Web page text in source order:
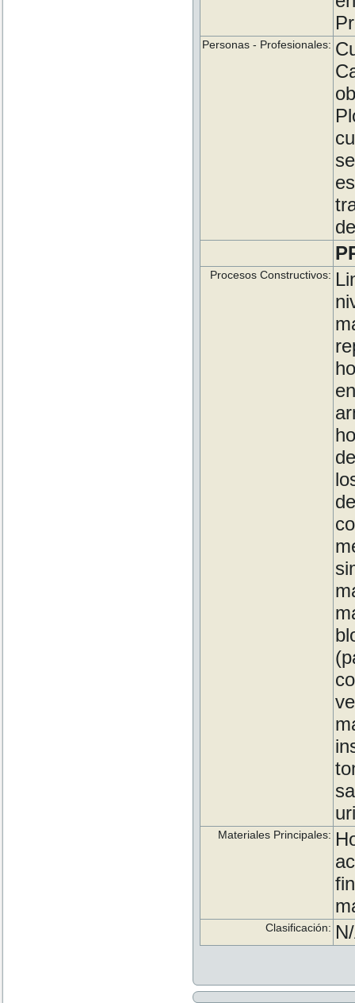
Personas - Profesionales:
Procesos Constructivos:
Materiales Principales:
Clasificación: